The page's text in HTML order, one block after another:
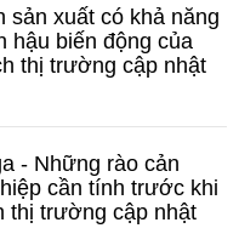
sản xuất có khả năng
hậu biến động của
thị trường cập nhật
- Những rào cản
cần tính trước khi
thị trường cập nhật